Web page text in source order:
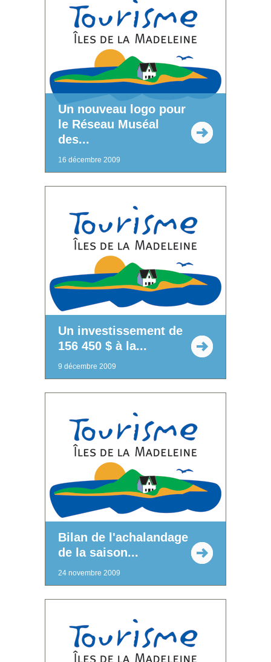
Un nouveau logo pour
le Réseau Muséal
des...
16 décembre 2009
Un investissement de
156 450 $ à la...
9 décembre 2009
Bilan de l'achalandage
de la saison...
24 novembre 2009